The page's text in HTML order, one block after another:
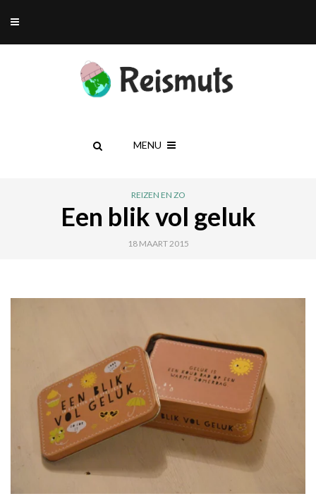
MENU
REIZEN EN ZO
Een blik vol geluk
18 MAART 2015